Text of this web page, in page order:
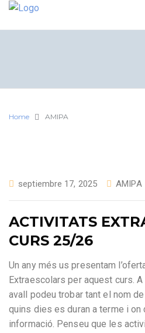
Home AMIPA
septiembre 17, 2025 AMIPA
ACTIVITATS
CURS 25/26
Un any més us presentam
Extraescolars per aquest curs.
avall podeu trobar tant el nom
quins dies es duran a terme i
informació. Penseu que les